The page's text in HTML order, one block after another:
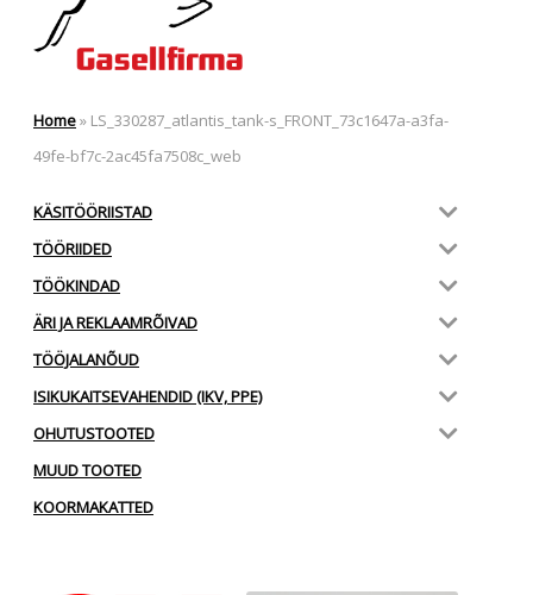
Home» LS_330287_atlantis_tank-s_FRONT_73c1647a-a3fa-
49fe-bf7c-2ac45fa7508c_web
KÄSITÖÖRIISTAD
TÖÖRIIDED
TÖÖKINDAD
ÄRI JA REKLAAMRÕIVAD
TÖÖJALANÕUD
ISIKUKAITSEVAHENDID (IKV, PPE)
OHUTUSTOOTED
MUUD TOOTED
KOORMAKATTED